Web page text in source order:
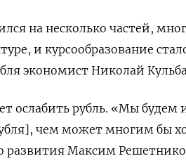
на несколько частей,
и курсообразование
экономист Николай
ослабить рубль. «Мы будем
чем может многим бы
развития Максим